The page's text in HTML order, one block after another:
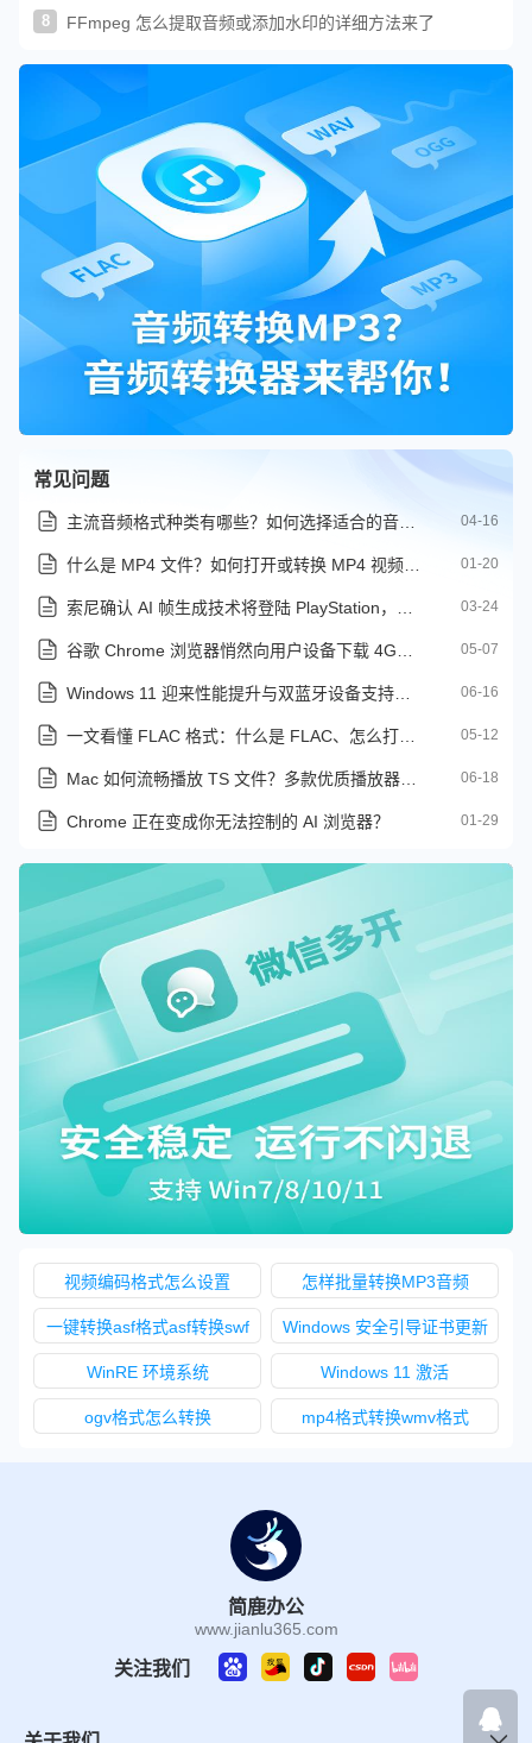
8 FFmpeg 怎么提取音频或添加水印的详细方法来了
常见问题
04-16
01-20
03-24
05-07
06-16
05-12
06-18
Chrome 正在变成你无法控制的 AI 浏览器？ 01-29
视频编码格式怎么设置 怎样批量转换MP3音频
一键转换asf格式asf转换swf Windows 安全引导证书更新
WinRE 环境系统 Windows 11 激活
ogv格式怎么转换 mp4格式转换wmv格式
简鹿办公
www.jianlu365.com
关注我们